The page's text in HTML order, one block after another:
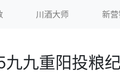
川酒大师 新营
九重阳投粮